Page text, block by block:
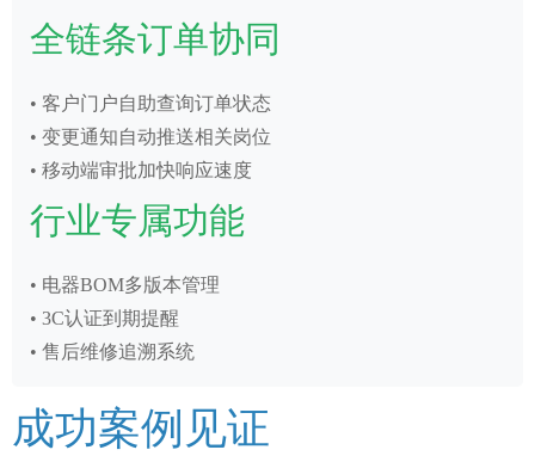
全链条订单协同
• 客户门户自助查询订单状态
• 变更通知自动推送相关岗位
• 移动端审批加快响应速度
行业专属功能
• 电器BOM多版本管理
• 3C认证到期提醒
• 售后维修追溯系统
成功案例见证